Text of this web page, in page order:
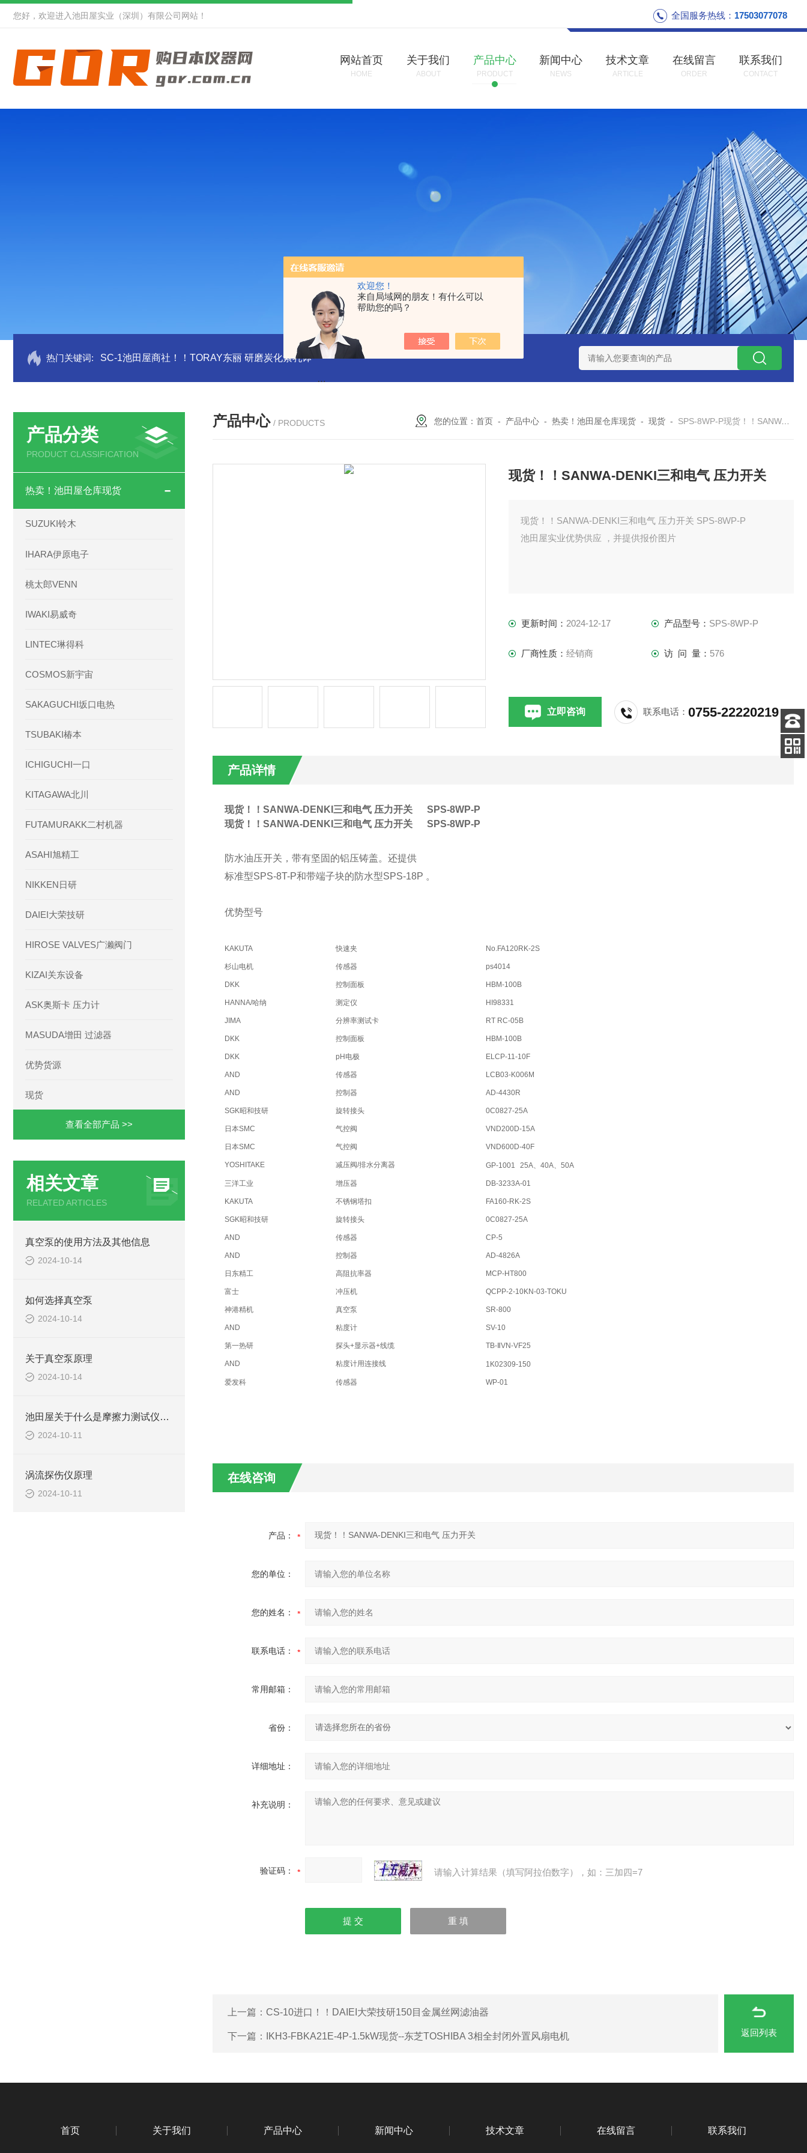
欢迎您！
来自局域网的朋友！有什么可以
帮助您的吗？
您好，欢迎进入池田屋实业（深圳）有限公司网站！ 全国服务热线： 17503077078
网站首页
HOME
关于我们
ABOUT
产品中心
PRODUCT
新闻中心
NEWS
技术文章
ARTICLE
在线留言
ORDER
联系我们
CONTACT
热门关键词: SC-1池田屋商社！！TORAY东丽 研磨炭化素乳钵 AGB-K-0.2-C01-H03池田屋！！TORAY东丽 TZP氧化锆陶瓷研磨球 AGB-K-0.4-C01-Q69全新！！TORAY东丽
产品分类
PRODUCT CLASSIFICATION
热卖！池田屋仓库现货
SUZUKI铃木
IHARA伊原电子
桃太郎VENN
IWAKI易威奇
LINTEC琳得科
COSMOS新宇宙
SAKAGUCHI坂口电热
TSUBAKI椿本
ICHIGUCHI一口
KITAGAWA北川
FUTAMURAKK二村机器
ASAHI旭精工
NIKKEN日研
DAIEI大荣技研
HIROSE VALVES广濑阀门
KIZAI关东设备
ASK奥斯卡 压力计
MASUDA增田 过滤器
优势货源
现货
查看全部产品 >>
相关文章
RELATED ARTICLES
真空泵的使用方法及其他信息
2024-10-14
如何选择真空泵
2024-10-14
关于真空泵原理
2024-10-14
池田屋关于什么是摩擦力测试仪及应用？
2024-10-11
涡流探伤仪原理
2024-10-11
产品中心 / PRODUCTS 您的位置：首页 - 产品中心 -热卖！池田屋仓库现货 -现货 - SPS-8WP-P现货！！SANWA-DENKI三和电气 压力开关
现货！！SANWA-DENKI三和电气 压力开关
现货！！SANWA-DENKI三和电气 压力开关 SPS-8WP-P
池田屋实业优势供应 ，并提供报价图片
更新时间： 2024-12-17 产品型号： SPS-8WP-P
厂商性质：经销商 访 问 量： 576
立即咨询 联系电话：0755-22220219
产品详情
现货！！SANWA-DENKI三和电气 压力开关SPS-8WP-P
现货！！SANWA-DENKI三和电气 压力开关SPS-8WP-P
防水油压开关，带有坚固的铝压铸盖。还提供
标准型SPS-8T-P和带端子块的防水型SPS-18P 。
优势型号
KAKUTA 快速夹 No.FA120RK-2S
杉山电机 传感器 ps4014
DKK 控制面板 HBM-100B
HANNA/哈纳 测定仪 HI98331
JIMA 分辨率测试卡 RT RC-05B
DKK 控制面板 HBM-100B
DKK pH电极 ELCP-11-10F
AND 传感器 LCB03-K006M
AND 控制器 AD-4430R
SGK昭和技研 旋转接头 0C0827-25A
日本SMC 气控阀 VND200D-15A
日本SMC 气控阀 VND600D-40F
YOSHITAKE 减压阀/排水分离器 GP-1001 25A、40A、50A
三洋工业 增压器 DB-3233A-01
KAKUTA 不锈钢塔扣 FA160-RK-2S
SGK昭和技研 旋转接头 0C0827-25A
AND 传感器 CP-5
AND 控制器 AD-4826A
日东精工 高阻抗率器 MCP-HT800
富士 冲压机 QCPP-2-10KN-03-TOKU
神港精机 真空泵 SR-800
AND 粘度计 SV-10
第一热研 探头+显示器+线缆 TB-ⅡVN-VF25
AND 粘度计用连接线 1K02309-150
爱发科 传感器 WP-01
在线咨询
产品：
您的单位：
您的姓名：
联系电话：
常用邮箱：
省份：
详细地址：
补充说明：
验证码： 请输入计算结果（填写阿拉伯数字），如：三加四=7
上一篇： CS-10进口！！DAIEI大荣技研150目金属丝网滤油器
下一篇： IKH3-FBKA21E-4P-1.5kW现货--东芝TOSHIBA 3相全封闭外置风扇电机 返回列表
首页 关于我们 产品中心 新闻中心 技术文章 在线留言 联系我们
客服
电话